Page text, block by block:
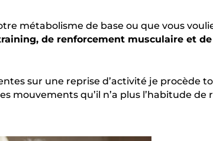
métabolisme de base ou que vous
de renforcement musculaire et
sur une reprise d’activité je procède
mouvements qu’il n’a plus l’habitude